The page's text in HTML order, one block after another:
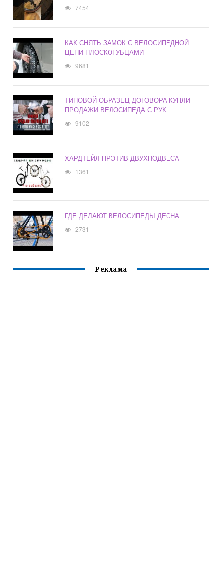
7454
КАК СНЯТЬ ЗАМОК С ВЕЛОСИПЕДНОЙ
ЦЕПИ ПЛОСКОГУБЦАМИ
9681
ТИПОВОЙ ОБРАЗЕЦ ДОГОВОРА КУПЛИ-
ПРОДАЖИ ВЕЛОСИПЕДА С РУК
9102
ХАРДТЕЙЛ ПРОТИВ ДВУХПОДВЕСА
1361
ГДЕ ДЕЛАЮТ ВЕЛОСИПЕДЫ ДЕСНА
2731
Реклама